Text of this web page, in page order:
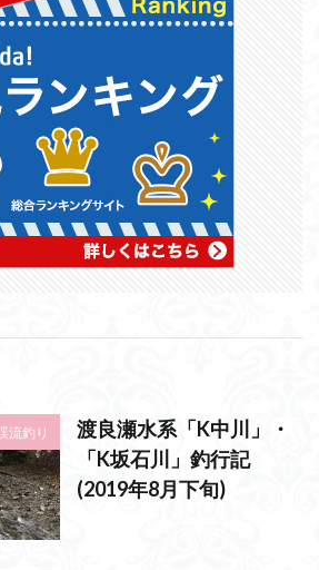
流釣り
渡良瀬水系「K中川」・
「K坂石川」釣行記
(2019年8月下旬)